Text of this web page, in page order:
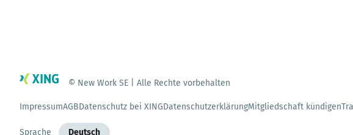
© New Work SE | Alle Rechte vorbehalten
ImpressumAGBDatenschutz bei XINGDatenschutzerklärungMitgliedschaft kündigen
Sprache Deutsch